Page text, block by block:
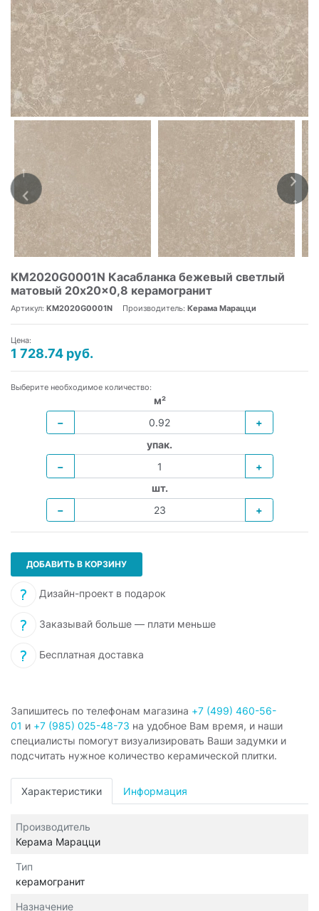
KM2020G0001N Касабланка бежевый светлый
матовый 20x20x0,8 керамогранит
Артикул: KM2020G0001N Производитель: Керама Марацци
Цена:
1 728.74 руб.
Выберите необходимое количество:
м²
−
+
упак.
−
+
шт.
−
+
ДОБАВИТЬ В КОРЗИНУ
Дизайн-проект в подарок
Заказывай больше — плати меньше
Бесплатная доставка
Запишитесь по телефонам магазина +7 (499) 460-56-
01 и +7 (985) 025-48-73 на удобное Вам время, и наши
специалисты помогут визуализировать Ваши задумки и
подсчитать нужное количество керамической плитки.
Характеристики Информация
Производитель
Керама Марацци
Тип
керамогранит
Назначение